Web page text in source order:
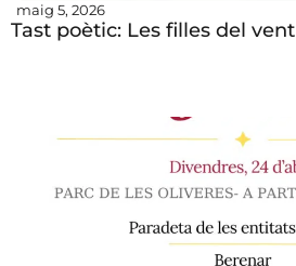
maig 5, 2026
Tast poètic: Les filles del vent